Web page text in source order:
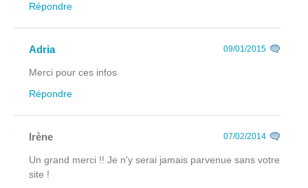
Répondre
Adria 09/01/2015
Merci pour ces infos
Répondre
Irène 07/02/2014
Un grand merci !! Je n'y serai jamais parvenue sans votre
site !